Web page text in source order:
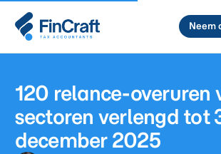
Neem
120 relance-overuren
sectoren verlengd tot
december 2025